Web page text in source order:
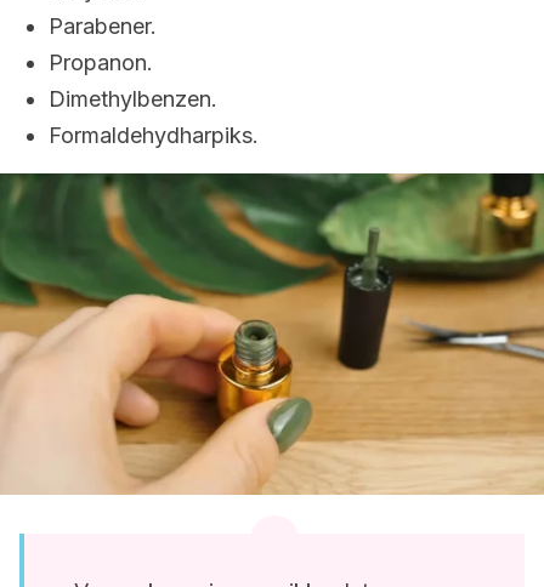
Parabener.
Propanon.
Dimethylbenzen.
Formaldehydharpiks.